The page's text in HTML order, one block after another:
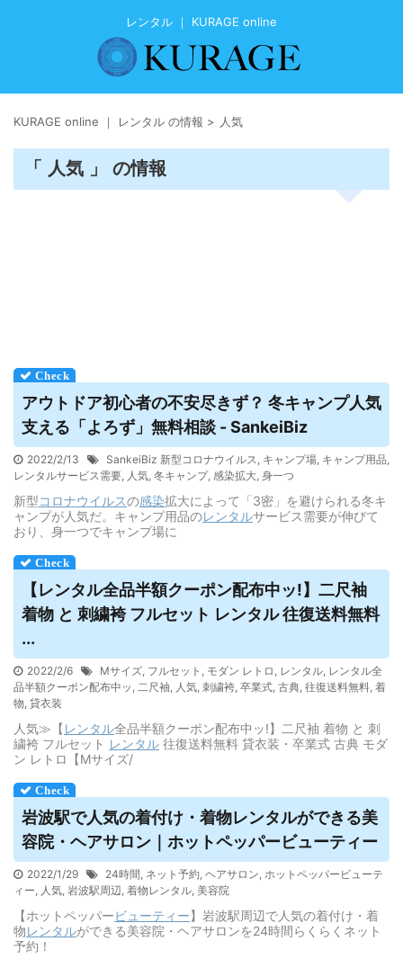
レンタル ｜ KURAGE online
KURAGE online ｜ レンタル の情報 > 人気
「 人気 」 の情報
アウトドア初心者の不安尽きず？ 冬キャンプ人気
支える「よろず」無料相談 - SankeiBiz
2022/2/13 SankeiBiz 新型コロナウイルス, キャンプ場, キャンプ用品,
レンタルサービス需要, 人気, 冬キャンプ, 感染拡大, 身一つ
新型コロナウイルスの感染拡大によって「3密」を避けられる冬キ
ャンプが人気だ。キャンプ用品のレンタルサービス需要が伸びて
おり、身一つでキャンプ場に
【レンタル全品半額クーポン配布中ッ!】二尺袖
着物 と 刺繍袴 フルセット レンタル往復送料無料
...
2022/2/6 Mサイズ, フルセット , モダン レトロ , レンタル, レンタル全
品半額クーポン配布中ッ , 二尺袖, 人気, 刺繍袴, 卒業式, 古典, 往復送料無料, 着
物, 貸衣装
人気≫【 レンタル全品半額クーポン配布中ッ!】二尺袖 着物 と 刺
繍袴 フルセット レンタル 往復送料無料 貸衣装・卒業式 古典 モダ
ン レトロ【Mサイズ/
岩波駅で人気の着付け・着物レンタルができる美
容院・ヘアサロン｜ホットペッパービューティー
2022/1/29 24時間, ネット予約, ヘアサロン, ホットペッパービューテ
ィー, 人気, 岩波駅周辺, 着物レンタル, 美容院
【ホットペッパービューティー】岩波駅周辺で人気の着付け・着
物レンタルができる美容院・ヘアサロンを24時間らくらくネット
予約！